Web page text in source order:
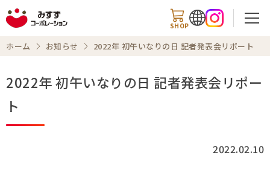
SHOP
ホーム お知らせ 2022年 初午いなりの日 記者発表会リポート
2022年 初午いなりの日 記者発表会リポー
ト
2022.02.10